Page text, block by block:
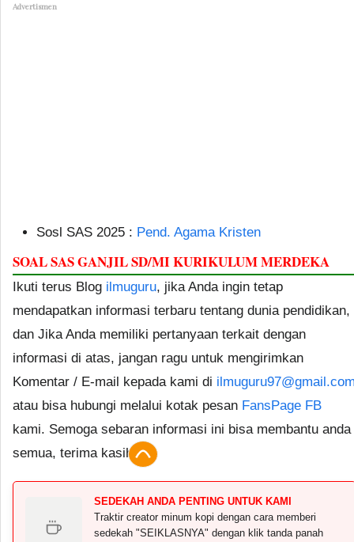
Advertismen
Sosl SAS 2025 : Pend. Agama Kristen
SOAL SAS GANJIL SD/MI KURIKULUM MERDEKA
Ikuti terus Blog ilmuguru, jika Anda ingin tetap
mendapatkan informasi terbaru tentang dunia pendidikan,
dan Jika Anda memiliki pertanyaan terkait dengan
informasi di atas, jangan ragu untuk mengirimkan
Komentar / E-mail kepada kami di
atau bisa hubungi melalui kotak pesan FansPage FB
kami. Semoga sebaran informasi ini bisa membantu anda
semua, terima kasih.
SEDEKAH ANDA PENTING UNTUK KAMI
Traktir creator minum kopi dengan cara memberi
sedekah "SEIKLASNYA" dengan klik tanda panah